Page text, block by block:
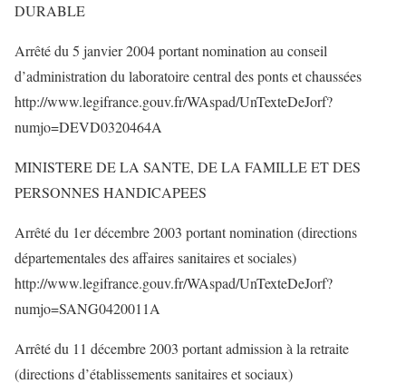
DURABLE
Arrêté du 5 janvier 2004 portant nomination au conseil
d’administration du laboratoire central des ponts et chaussées
http://www.legifrance.gouv.fr/WAspad/UnTexteDeJorf?
numjo=DEVD0320464A
MINISTERE DE LA SANTE, DE LA FAMILLE ET DES
PERSONNES HANDICAPEES
Arrêté du 1er décembre 2003 portant nomination (directions
départementales des affaires sanitaires et sociales)
http://www.legifrance.gouv.fr/WAspad/UnTexteDeJorf?
numjo=SANG0420011A
Arrêté du 11 décembre 2003 portant admission à la retraite
(directions d’établissements sanitaires et sociaux)